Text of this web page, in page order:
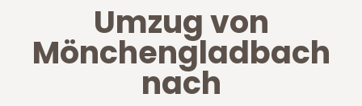
Umzug von
Mönchengladbach
nach